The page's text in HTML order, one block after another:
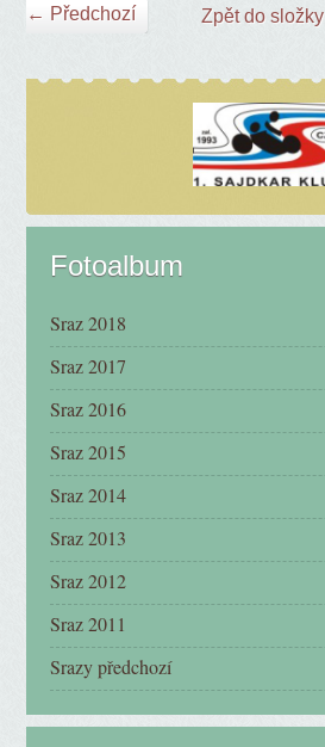
← Předchozí Zpět do složky
Fotoalbum
Sraz 2018
Sraz 2017
Sraz 2016
Sraz 2015
Sraz 2014
Sraz 2013
Sraz 2012
Sraz 2011
Srazy předchozí